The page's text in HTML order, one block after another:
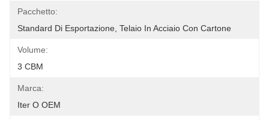
Pacchetto:
Standard Di Esportazione, Telaio In Acciaio Con Cartone
Volume:
3 CBM
Marca:
Iter O OEM